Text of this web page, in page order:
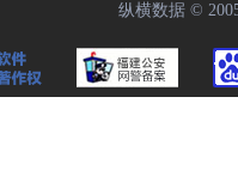
纵横数据 ©